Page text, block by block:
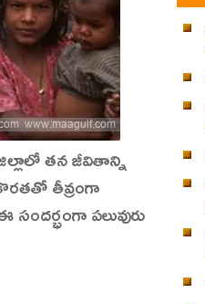
తన జీవితాన్ని
తీవ్రంగా
పలువురు